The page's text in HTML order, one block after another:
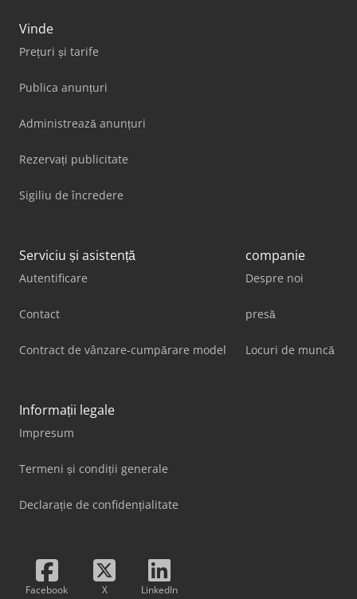
Vinde
Prețuri și tarife
Publica anunțuri
Administrează anunțuri
Rezervați publicitate
Sigiliu de încredere
Serviciu și asistență
Autentificare
Contact
Contract de vânzare-cumpărare model
companie
Despre noi
presă
Locuri de muncă
Informații legale
Impresum
Termeni și condiții generale
Declarație de confidențialitate
Facebook X LinkedIn